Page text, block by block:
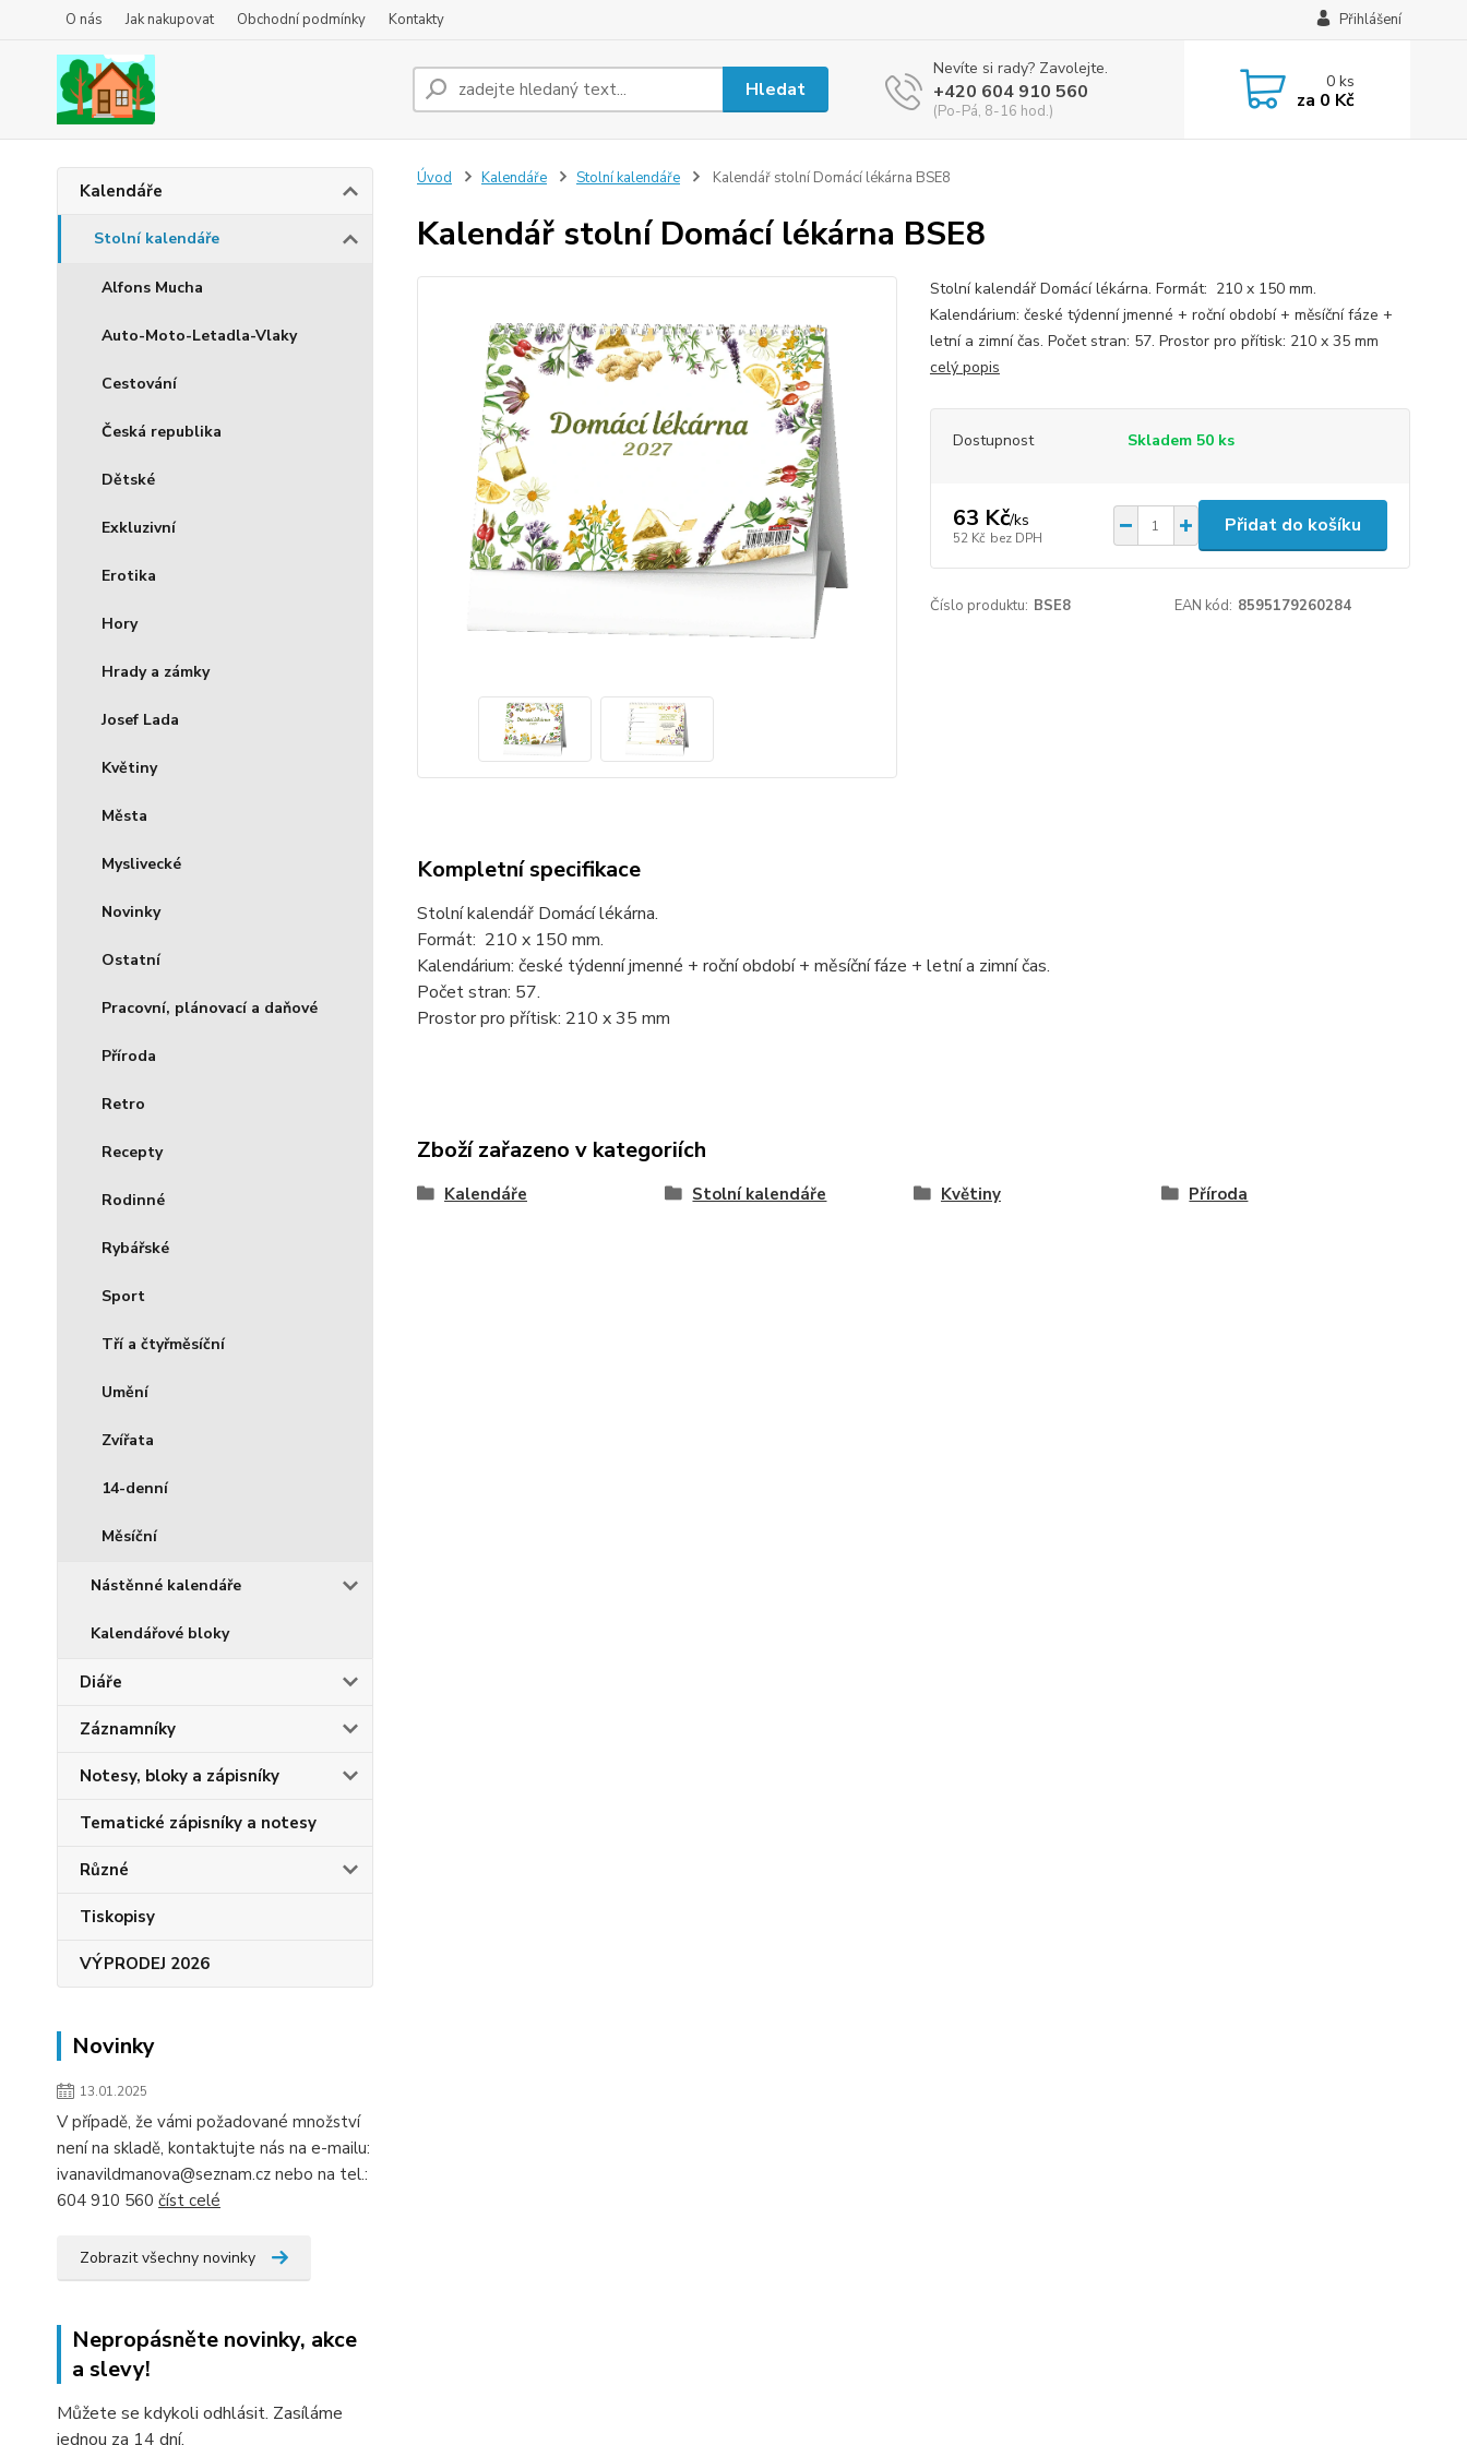
O nás Jak nakupovat Obchodní podmínky Kontakty Přihlášení
Hledat
Nevíte si rady? Zavolejte.
+420 604 910 560
(Po-Pá, 8-16 hod.)
0ks
za 0 Kč
Kalendáře
Stolní kalendáře
Alfons Mucha
Auto-Moto-Letadla-Vlaky
Cestování
Česká republika
Dětské
Exkluzivní
Erotika
Hory
Hrady a zámky
Josef Lada
Květiny
Města
Myslivecké
Novinky
Ostatní
Pracovní, plánovací a daňové
Příroda
Retro
Recepty
Rodinné
Rybářské
Sport
Tří a čtyřměsíční
Umění
Zvířata
14-denní
Měsíční
Nástěnné kalendáře
Kalendářové bloky
Diáře
Záznamníky
Notesy, bloky a zápisníky
Tematické zápisníky a notesy
Různé
Tiskopisy
VÝPRODEJ 2026
Novinky
13.01.2025
V případě, že vámi požadované množství
není na skladě, kontaktujte nás na e-mailu:
ivanavildmanova@seznam.cz nebo na tel.:
604 910 560 číst celé
Zobrazit všechny novinky
Nepropásněte novinky, akce
a slevy!
Můžete se kdykoli odhlásit. Zasíláme
jednou za 14 dní.
Úvod Kalendáře Stolní kalendáře Kalendář stolní Domácí lékárna BSE8
Kalendář stolní Domácí lékárna BSE8
Stolní kalendář Domácí lékárna. Formát: 210 x 150 mm.
Kalendárium: české týdenní jmenné + roční období + měsíční fáze +
letní a zimní čas. Počet stran: 57. Prostor pro přítisk: 210 x 35 mm
celý popis
Dostupnost Skladem 50 ks
63 Kč/ks
52 Kč bez DPH
Přidat do košíku
Číslo produktu: BSE8 EAN kód: 8595179260284
Kompletní specifikace
Stolní kalendář Domácí lékárna.
Formát: 210 x 150 mm.
Kalendárium: české týdenní jmenné + roční období + měsíční fáze + letní a zimní čas.
Počet stran: 57.
Prostor pro přítisk: 210 x 35 mm
Zboží zařazeno v kategoriích
Kalendáře Stolní kalendáře Květiny Příroda